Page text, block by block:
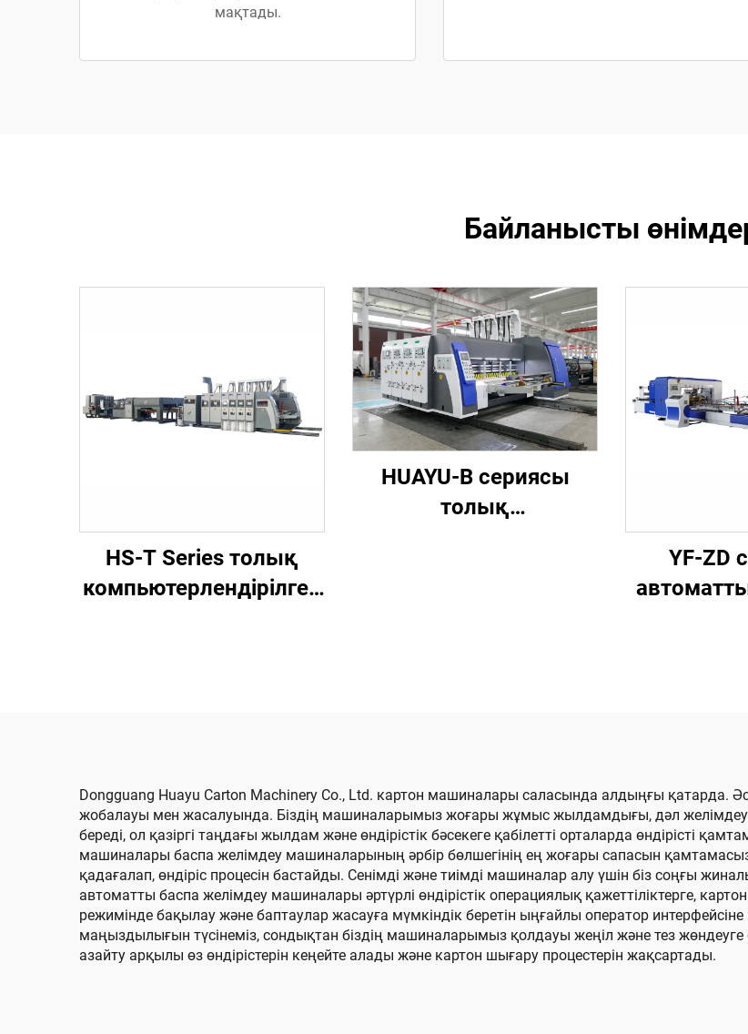
мақтады.
Байланысты
HS-T Series толық
компьютерлендірілген
HUAYU-B сериясы
толық
YF-ZD
Dongguang Huayu Carton Machinery Co., Ltd. картон машиналары саласында алдыңғы қатарда.
жобалауы мен жасалуында. Біздің машиналарымыз жоғары жұмыс жылдамдығы, дәл желімдеу
береді, ол қазіргі таңдағы жылдам және өндірістік бәсекеге қабілетті орталарда өндірісті
машиналары баспа желімдеу машиналарының әрбір бөлшегінің ең жоғары сапасын
қадағалап, өндіріс процесін бастайды. Сенімді және тиімді машиналар алу үшін біз соңғы
автоматты баспа желімдеу машиналары әртүрлі өндірістік операциялық қажеттіліктерге,
режимінде бақылау және баптаулар жасауға мүмкіндік беретін ыңғайлы оператор
маңыздылығын түсінеміз, сондықтан біздің машиналарымыз қолдауы жеңіл және тез
азайту арқылы өз өндірістерін кеңейте алады және картон шығару процестерін жақсартады.